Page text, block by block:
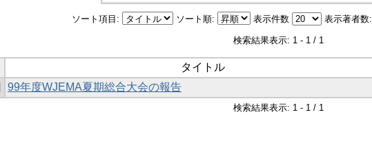
ソート項目: ソート順: 表示件数 表示著者数:
検索結果表示: 1 - 1 / 1
タイトル
99年度WJEMA夏期総合大会の報告
検索結果表示: 1 - 1 / 1